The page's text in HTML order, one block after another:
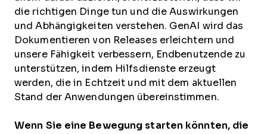
die richtigen Dinge tun und die Auswirkungen
und Abhängigkeiten verstehen. GenAI wird das
Dokumentieren von Releases erleichtern und
unsere Fähigkeit verbessern, Endbenutzende zu
unterstützen, indem Hilfsdienste erzeugt
werden, die in Echtzeit und mit dem aktuellen
Stand der Anwendungen übereinstimmen.
Wenn Sie eine Bewegung starten könnten, die